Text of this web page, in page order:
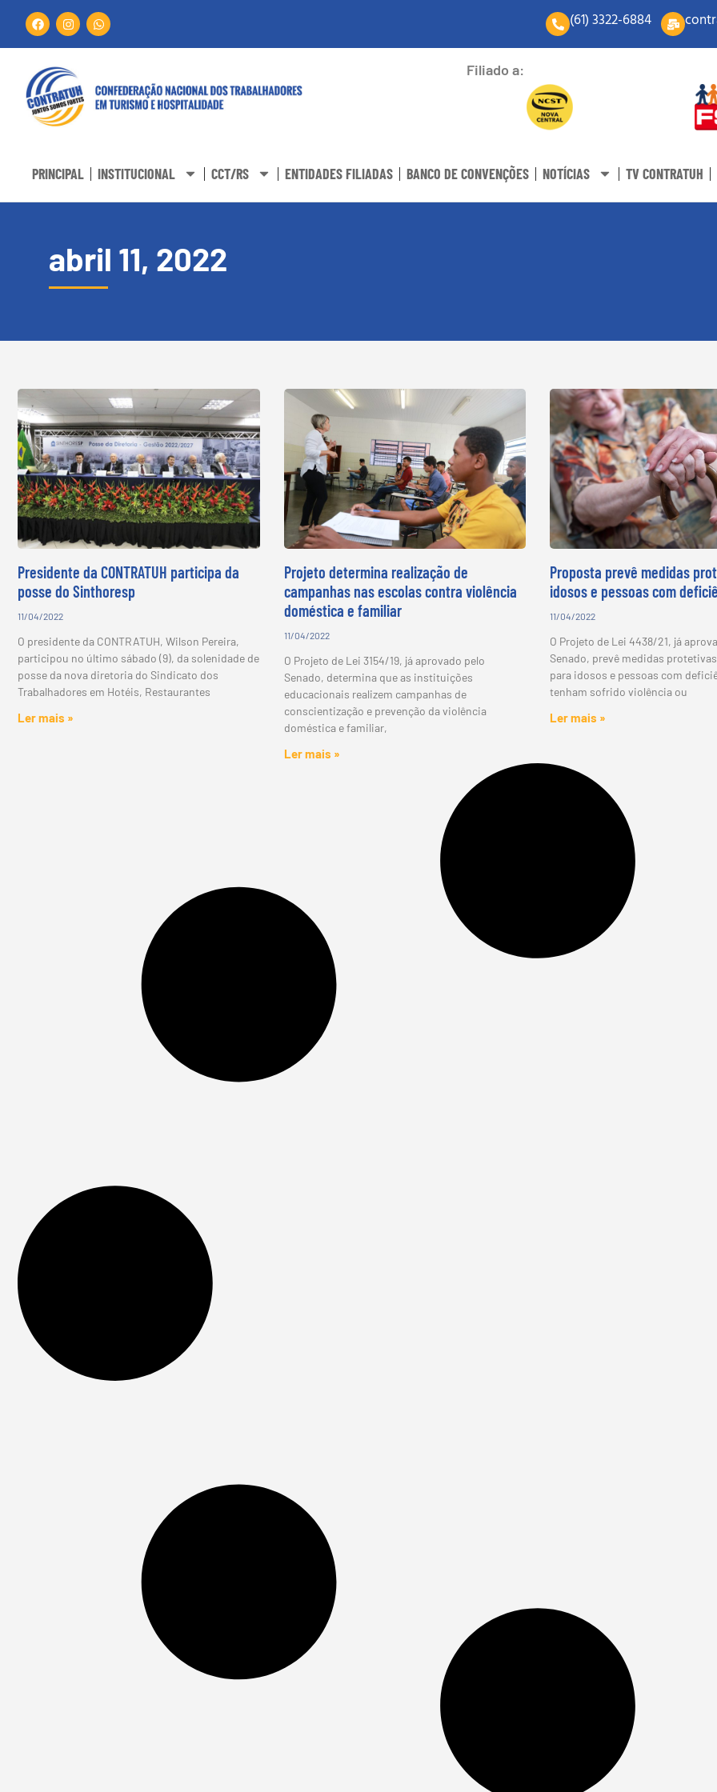
(61) 3322-6884
Filiado a:
PRINCIPAL INSTITUCIONAL CCT/RS ENTIDADES FILIADAS BANCO DE CONVENÇÕES NOTÍCIAS TV CONTRATUH
abril 11, 2022
Presidente da CONTRATUH participa da
posse do Sinthoresp
11/04/2022
O presidente da CONTRATUH, Wilson Pereira,
participou no último sábado (9), da solenidade de
posse da nova diretoria do Sindicato dos
Trabalhadores em Hotéis, Restaurantes
Ler mais »
Projeto determina realização de
campanhas nas escolas contra violência
doméstica e familiar
11/04/2022
O Projeto de Lei 3154/19, já aprovado pelo
Senado, determina que as instituições
educacionais realizem campanhas de
conscientização e prevenção da violência
doméstica e familiar,
Ler mais »
Proposta prevê medidas
idosos e pessoas com
11/04/2022
O Projeto de Lei 4438/21, já
Senado, prevê medidas
para idosos e pessoas com
tenham sofrido violência ou
Ler mais »